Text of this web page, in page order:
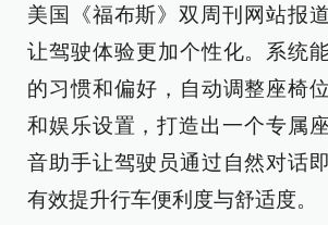
美国《福布斯》双周刊网站报
让驾驶体验更加个性化。系统
的习惯和偏好，自动调整座椅
和娱乐设置，打造出一个专属
音助手让驾驶员通过自然对话
有效提升行车便利度与舒适度。